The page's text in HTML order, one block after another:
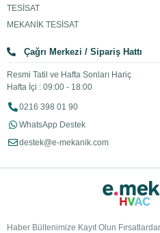
TESİSAT
MEKANİK TESİSAT
Çağrı Merkezi / Sipariş Hattı
Resmi Tatil ve Hafta Sonları Hariç
Hafta İçi : 09:00 - 18:00
0216 398 01 90
WhatsApp Destek
destek@e-mekanik.com
Haber Bültenimize Kayıt Olun